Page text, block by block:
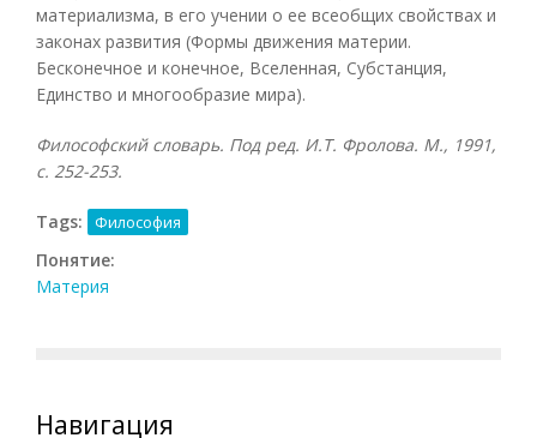
материализма, в его учении о ее всеобщих свойствах и
законах развития (Формы движения материи.
Бесконечное и конечное, Вселенная, Субстанция,
Единство и многообразие мира).
Философский словарь. Под ред. И.Т. Фролова. М., 1991,
с. 252-253.
Tags: Философия
Понятие:
Материя
Навигация